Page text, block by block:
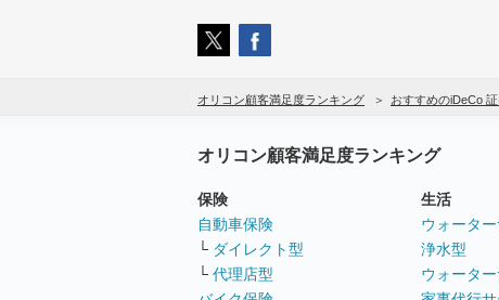
オリコン顧客満足度ランキング おすすめのiDeCo
オリコン顧客満足度ランキング
保険
自動車保険
└ ダイレクト型
└ 代理店型
生活
ウォータ
浄水型
ウォータ